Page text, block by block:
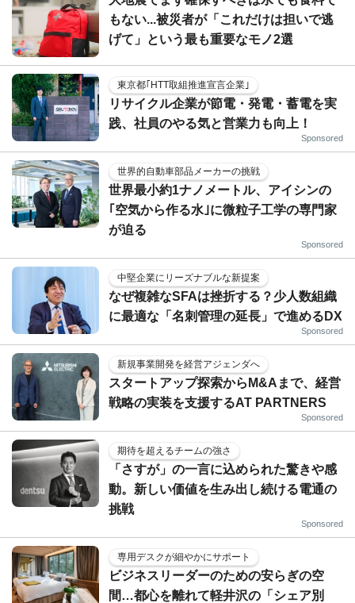
もない...被災者が「これだけは担いで逃
げて」という最も重要なモノ2選
東京都｢HTT取組推進宣言企業｣
リサイクル企業が節電・発電・蓄電を実
践、社員のやる気と営業力も向上！
Sponsored
世界的自動車部品メーカーの挑戦
世界最小約1ナノメートル、アイシンの
｢空気から作る水｣に微粒子工学の専門家
が迫る
Sponsored
中堅企業にリーズナブルな新提案
なぜ複雑なSFAは挫折する？少人数組織
に最適な「名刺管理の延長」で進めるDX
Sponsored
新規事業開発を経営アジェンダへ
スタートアップ探索からM&Aまで、経営
戦略の実装を支援するAT PARTNERS
Sponsored
期待を超えるチームの強さ
「さすが」の一言に込められた驚きや感
動。新しい価値を生み出し続ける電通の
挑戦
Sponsored
専用デスクが細やかにサポート
ビジネスリーダーのための安らぎの空
間…都心を離れて軽井沢の「シェア別